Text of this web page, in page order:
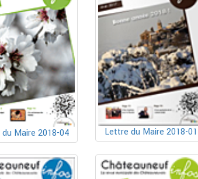
Maire 2018-04 Lettre du Maire 2018-01